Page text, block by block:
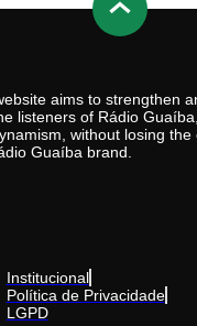
aims to strengthen
listeners of Rádio
without losing
Guaíba brand.
Institucional
Política de Privacidade
LGPD